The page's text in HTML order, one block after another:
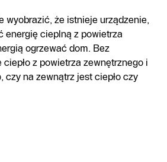
wyobrazić, że istnieje urządzenie,
energię cieplną z powietrza
ogrzewać dom. Bez
z powietrza zewnętrznego i
czy na zewnątrz jest ciepło czy